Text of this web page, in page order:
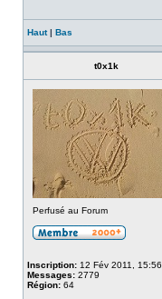
Haut| Bas
t0x1k
Perfusé au Forum
Inscription: 12 Fév 2011, 15:56
Messages: 2779
Région: 64